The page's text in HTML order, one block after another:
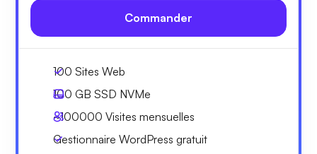
Commander
100 Sites Web
100 GB SSD NVMe
~100000 Visites mensuelles
Gestionnaire WordPress gratuit